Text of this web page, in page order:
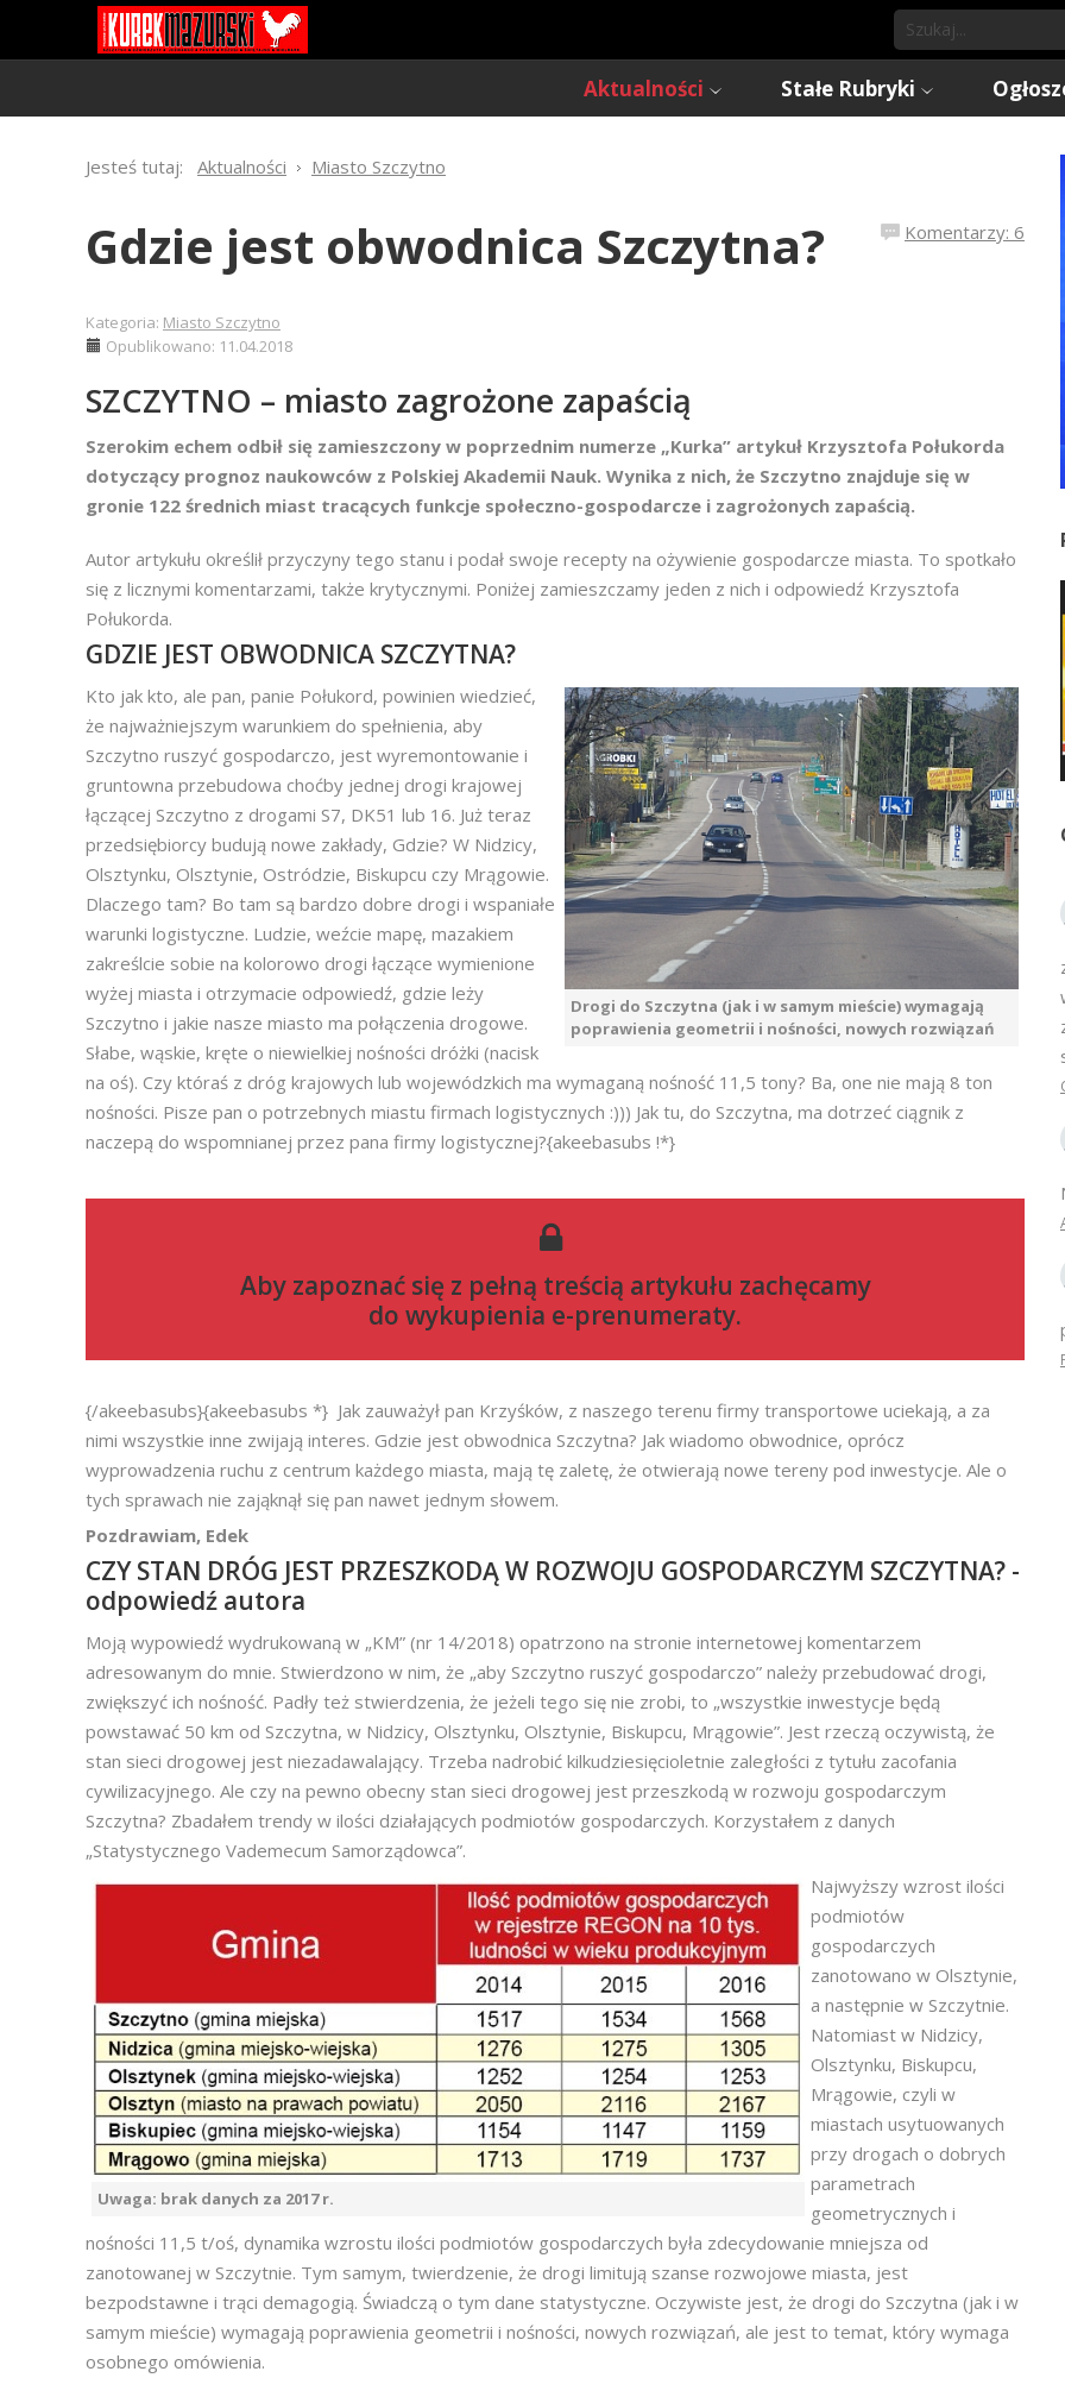
Aktualności Stałe Rubryki
Jesteś tutaj: Aktualności Miasto Szczytno
Komentarzy: 6
Gdzie jest obwodnica Szczytna?
Kategoria: Miasto Szczytno
Opublikowano: 11.04.2018
SZCZYTNO – miasto zagrożone zapaścią
Szerokim echem odbił się zamieszczony w poprzednim numerze „Kurka” artykuł Krzysztofa Połukorda
dotyczący prognoz naukowców z Polskiej Akademii Nauk. Wynika z nich, że Szczytno znajduje się w
gronie 122 średnich miast tracących funkcje społeczno-gospodarcze i zagrożonych zapaścią.
Autor artykułu określił przyczyny tego stanu i podał swoje recepty na ożywienie gospodarcze miasta. To spotkało
się z licznymi komentarzami, także krytycznymi. Poniżej zamieszczamy jeden z nich i odpowiedź Krzysztofa
Połukorda.
GDZIE JEST OBWODNICA SZCZYTNA?
Drogi do Szczytna (jak i w samym mieście) wymagają
poprawienia geometrii i nośności, nowych rozwiązań
Kto jak kto, ale pan, panie Połukord, powinien wiedzieć,
że najważniejszym warunkiem do spełnienia, aby
Szczytno ruszyć gospodarczo, jest wyremontowanie i
gruntowna przebudowa choćby jednej drogi krajowej
łączącej Szczytno z drogami S7, DK51 lub 16. Już teraz
przedsiębiorcy budują nowe zakłady, Gdzie? W Nidzicy,
Olsztynku, Olsztynie, Ostródzie, Biskupcu czy Mrągowie.
Dlaczego tam? Bo tam są bardzo dobre drogi i wspaniałe
warunki logistyczne. Ludzie, weźcie mapę, mazakiem
zakreślcie sobie na kolorowo drogi łączące wymienione
wyżej miasta i otrzymacie odpowiedź, gdzie leży
Szczytno i jakie nasze miasto ma połączenia drogowe.
Słabe, wąskie, kręte o niewielkiej nośności dróżki (nacisk
na oś). Czy któraś z dróg krajowych lub wojewódzkich ma wymaganą nośność 11,5 tony? Ba, one nie mają 8 ton
nośności. Pisze pan o potrzebnych miastu firmach logistycznych :))) Jak tu, do Szczytna, ma dotrzeć ciągnik z
naczepą do wspomnianej przez pana firmy logistycznej?{akeebasubs !*}
Aby zapoznać się z pełną treścią artykułu zachęcamy
do wykupienia e-prenumeraty.
{/akeebasubs}{akeebasubs *} Jak zauważył pan Krzyśków, z naszego terenu firmy transportowe uciekają, a za
nimi wszystkie inne zwijają interes. Gdzie jest obwodnica Szczytna? Jak wiadomo obwodnice, oprócz
wyprowadzenia ruchu z centrum każdego miasta, mają tę zaletę, że otwierają nowe tereny pod inwestycje. Ale o
tych sprawach nie zająknął się pan nawet jednym słowem.
Pozdrawiam, Edek
CZY STAN DRÓG JEST PRZESZKODĄ W ROZWOJU GOSPODARCZYM SZCZYTNA? -
odpowiedź autora
Moją wypowiedź wydrukowaną w „KM” (nr 14/2018) opatrzono na stronie internetowej komentarzem
adresowanym do mnie. Stwierdzono w nim, że „aby Szczytno ruszyć gospodarczo” należy przebudować drogi,
zwiększyć ich nośność. Padły też stwierdzenia, że jeżeli tego się nie zrobi, to „wszystkie inwestycje będą
powstawać 50 km od Szczytna, w Nidzicy, Olsztynku, Olsztynie, Biskupcu, Mrągowie”. Jest rzeczą oczywistą, że
stan sieci drogowej jest niezadawalający. Trzeba nadrobić kilkudziesięcioletnie zaległości z tytułu zacofania
cywilizacyjnego. Ale czy na pewno obecny stan sieci drogowej jest przeszkodą w rozwoju gospodarczym
Szczytna? Zbadałem trendy w ilości działających podmiotów gospodarczych. Korzystałem z danych
„Statystycznego Vademecum Samorządowca”.
Uwaga: brak danych za 2017 r.
Najwyższy wzrost ilości
podmiotów
gospodarczych
zanotowano w Olsztynie,
a następnie w Szczytnie.
Natomiast w Nidzicy,
Olsztynku, Biskupcu,
Mrągowie, czyli w
miastach usytuowanych
przy drogach o dobrych
parametrach
geometrycznych i
nośności 11,5 t/oś, dynamika wzrostu ilości podmiotów gospodarczych była zdecydowanie mniejsza od
zanotowanej w Szczytnie. Tym samym, twierdzenie, że drogi limitują szanse rozwojowe miasta, jest
bezpodstawne i trąci demagogią. Świadczą o tym dane statystyczne. Oczywiste jest, że drogi do Szczytna (jak i w
samym mieście) wymagają poprawienia geometrii i nośności, nowych rozwiązań, ale jest to temat, który wymaga
osobnego omówienia.